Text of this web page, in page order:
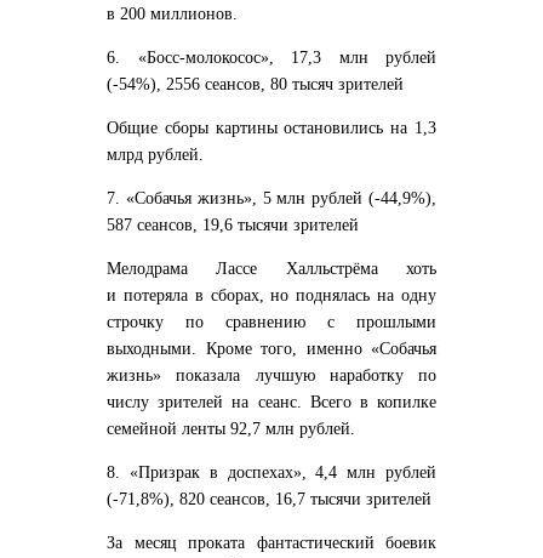
в 200 миллионов.
6. «Босс-молокосос», 17,3 млн рублей
(-54%), 2556 сеансов, 80 тысяч зрителей
Общие сборы картины остановились на 1,3
млрд рублей.
7. «Собачья жизнь», 5 млн рублей (-44,9%),
587 сеансов, 19,6 тысячи зрителей
Мелодрама Лассе Халльстрёма хоть
и потеряла в сборах, но поднялась на одну
строчку по сравнению с прошлыми
выходными. Кроме того, именно «Собачья
жизнь» показала лучшую наработку по
числу зрителей на сеанс. Всего в копилке
семейной ленты 92,7 млн рублей.
8. «Призрак в доспехах», 4,4 млн рублей
(-71,8%), 820 сеансов, 16,7 тысячи зрителей
За месяц проката фантастический боевик